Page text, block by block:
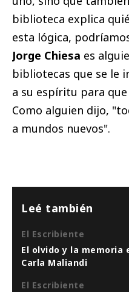
biblioteca explica
esta lógica,
Jorge Chiesa es
bibliotecas que se le
a su espíritu para
Como alguien dijo,
a mundos nuevos".
Leé también
El Escribiente
El olvido y la memoria
Carla Maliandi
El Escribiente